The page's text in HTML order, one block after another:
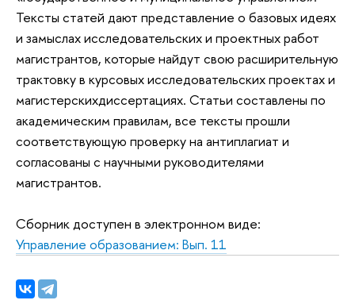
Тексты статей дают представление о базовых идеях
и замыслах исследовательских и проектных работ
магистрантов, которые найдут свою расширительную
трактовку в курсовых исследовательских проектах и
магистерскихдиссертациях. Статьи составлены по
академическим правилам, все тексты прошли
соответствующую проверку на антиплагиат и
согласованы с научными руководителями
магистрантов.
Сборник доступен в электронном виде:
Управление образованием: Вып. 11